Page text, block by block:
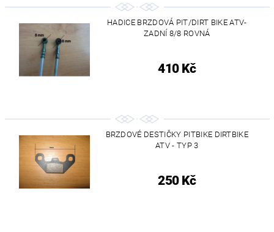
HADICE BRZDOVÁ PIT/DIRT BIKE ATV-
ZADNÍ 8/8 ROVNÁ
410 Kč
BRZDOVÉ DESTIČKY PITBIKE DIRTBIKE
ATV - TYP 3
250 Kč